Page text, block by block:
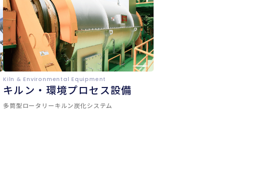
Kiln & Environmental Equipment
キルン・環境プロセス設備
多筒型ロータリーキルン炭化システム